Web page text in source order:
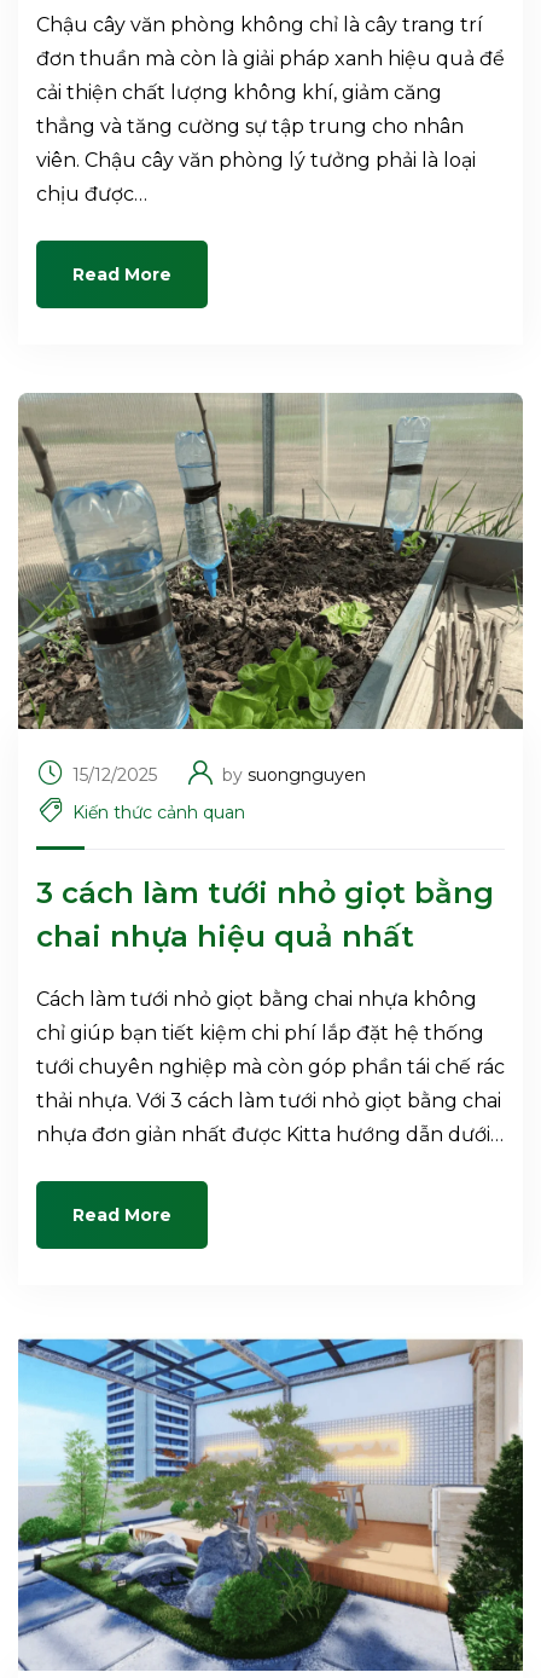
Chậu cây văn phòng không chỉ là cây trang trí
đơn thuần mà còn là giải pháp xanh hiệu quả để
cải thiện chất lượng không khí, giảm căng
thẳng và tăng cường sự tập trung cho nhân
viên. Chậu cây văn phòng lý tưởng phải là loại
chịu được…
Read More
15/12/2025 by suongnguyen
Kiến thức cảnh quan
3 cách làm tưới nhỏ giọt bằng
chai nhựa hiệu quả nhất
Cách làm tưới nhỏ giọt bằng chai nhựa không
chỉ giúp bạn tiết kiệm chi phí lắp đặt hệ thống
tưới chuyên nghiệp mà còn góp phần tái chế rác
thải nhựa. Với 3 cách làm tưới nhỏ giọt bằng chai
nhựa đơn giản nhất được Kitta hướng dẫn dưới…
Read More